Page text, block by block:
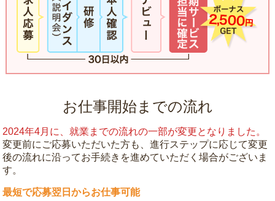
お仕事開始までの流れ
2024年4月に、就業までの流れの一部が変更となりました。
変更前にご応募いただいた方も、進行ステップに応じて変更
後の流れに沿ってお手続きを進めていただく場合がございま
す。
最短で応募翌日からお仕事可能